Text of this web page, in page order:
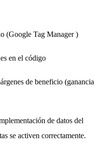
(Google Tag Manager )
en el código
de beneficio (ganancia
de datos del
se activen correctamente.